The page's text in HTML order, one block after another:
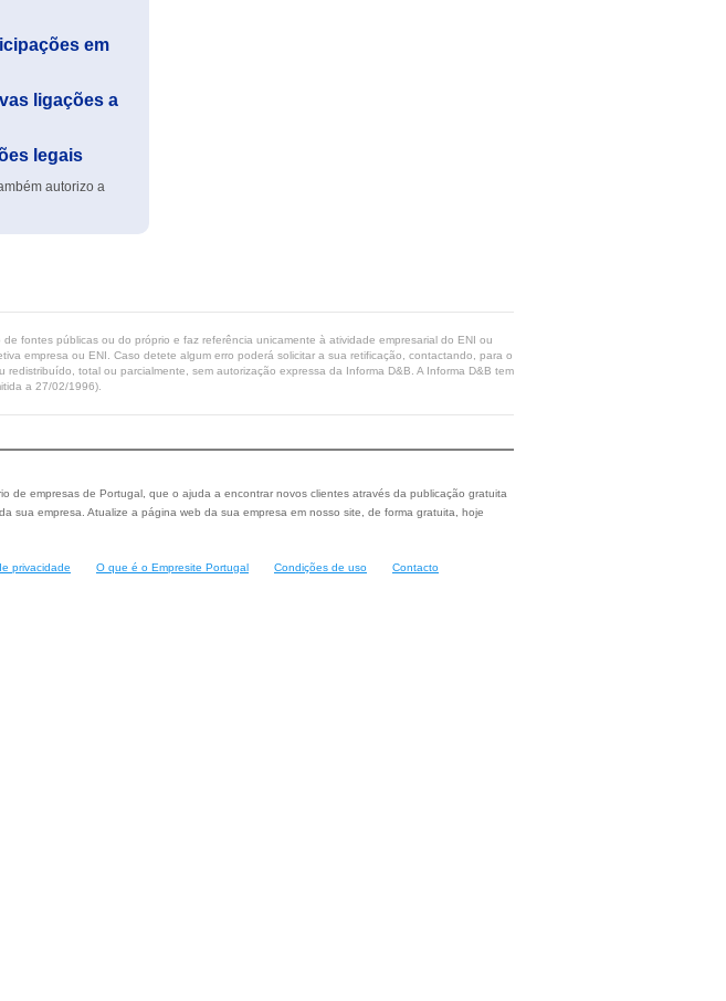
em
ligações a
legais
autorizo a
fontes públicas ou do próprio e faz referência unicamente à atividade empresarial do ENI ou
empresa ou ENI. Caso detete algum erro poderá solicitar a sua retificação, contactando, para o
total ou parcialmente, sem autorização expressa da Informa D&B. A Informa D&B tem
a 27/02/1996).
de empresas de Portugal, que o ajuda a encontrar novos clientes através da publicação gratuita
sua empresa. Atualize a página web da sua empresa em nosso site, de forma gratuita, hoje
privacidade O que é o Empresite Portugal Condições de uso Contacto